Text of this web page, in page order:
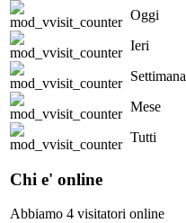
Oggi
Ieri
Settimana
Mese
Tutti
Chi e' online
Abbiamo 4 visitatori online